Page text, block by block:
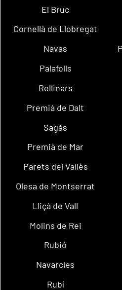
El Bruc
Cornellà de Llobregat
Navas
Palafolls
Rellinars
Premià de Dalt
Sagàs
Premià de Mar
Parets del Vallès
Olesa de Montserrat
Lliçà de Vall
Molins de Rei
Rubió
Navarcles
Rubí